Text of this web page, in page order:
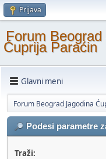
Prijava
Forum
Ćuprija Paraćin
Glavni meni
Forum Beograd Jagodina
Podesi parametre
Traži: